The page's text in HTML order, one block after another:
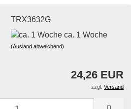
TRX3632G
ca. 1 Woche
(Ausland abweichend)
24,26 EUR
zzgl. Versand